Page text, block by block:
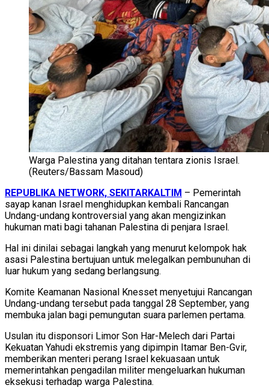
Warga Palestina yang ditahan tentara zionis Israel.
(Reuters/Bassam Masoud)
REPUBLIKA NETWORK, SEKITARKALTIM – Pemerintah
sayap kanan Israel menghidupkan kembali Rancangan
Undang-undang kontroversial yang akan mengizinkan
hukuman mati bagi tahanan Palestina di penjara Israel.
Hal ini dinilai sebagai langkah yang menurut kelompok hak
asasi Palestina bertujuan untuk melegalkan pembunuhan di
luar hukum yang sedang berlangsung.
Komite Keamanan Nasional Knesset menyetujui Rancangan
Undang-undang tersebut pada tanggal 28 September, yang
membuka jalan bagi pemungutan suara parlemen pertama.
Usulan itu disponsori Limor Son Har-Melech dari Partai
Kekuatan Yahudi ekstremis yang dipimpin Itamar Ben-Gvir,
memberikan menteri perang Israel kekuasaan untuk
memerintahkan pengadilan militer mengeluarkan hukuman
eksekusi terhadap warga Palestina.